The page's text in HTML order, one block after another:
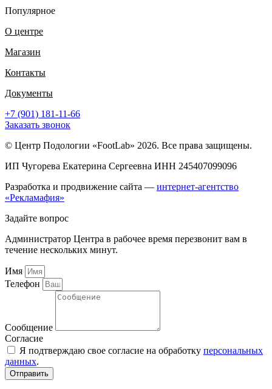
Популярное
О центре
Магазин
Контакты
Документы
+7 (901) 181-11-66
Заказать звонок
© Центр Подологии «FootLab» 2026. Все права защищены.
ИП Чугорева Екатерина Сергеевна ИНН 245407099096
Разработка и продвижение сайта — интернет-агентство
«Рекламафия»
Задайте вопрос
Администратор Центра в рабочее время перезвонит вам в
течение нескольких минут.
Имя
Телефон
Сообщение
Согласие
Я подтверждаю свое согласие на обработку персональных
данных.
Отправить